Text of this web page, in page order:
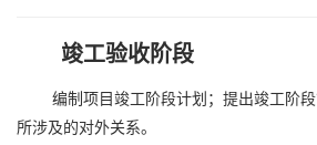
竣工验收阶段
编制项目竣工阶段计划；提出竣工阶段
所涉及的对外关系。